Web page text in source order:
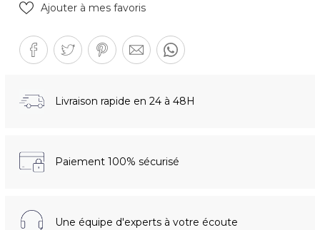
Ajouter à mes favoris
Livraison rapide en 24 à 48H
Paiement 100% sécurisé
Une équipe d'experts à votre écoute